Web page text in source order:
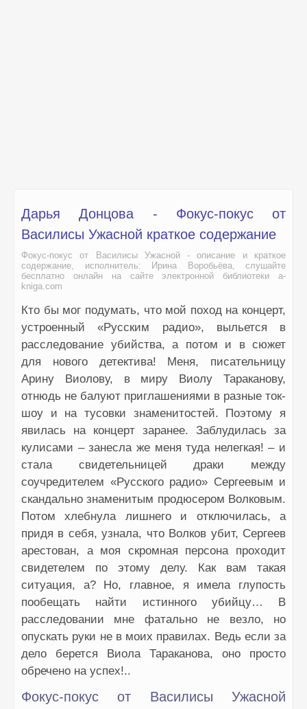
Дарья Донцова - Фокус-покус от
Василисы Ужасной краткое содержание
Фокус-покус от Василисы Ужасной - описание и краткое
содержание, исполнитель: Ирина Воробьёва, слушайте
бесплатно онлайн на сайте электронной библиотеки a-
kniga.com
Кто бы мог подумать, что мой поход на концерт,
устроенный «Русским радио», выльется в
расследование убийства, а потом и в сюжет
для нового детектива! Меня, писательницу
Арину Виолову, в миру Виолу Тараканову,
отнюдь не балуют приглашениями в разные ток-
шоу и на тусовки знаменитостей. Поэтому я
явилась на концерт заранее. Заблудилась за
кулисами – занесла же меня туда нелегкая! – и
стала свидетельницей драки между
соучредителем «Русского радио» Сергеевым и
скандально знаменитым продюсером Волковым.
Потом хлебнула лишнего и отключилась, а
придя в себя, узнала, что Волков убит, Сергеев
арестован, а моя скромная персона проходит
свидетелем по этому делу. Как вам такая
ситуация, а? Но, главное, я имела глупость
пообещать найти истинного убийцу… В
расследовании мне фатально не везло, но
опускать руки не в моих правилах. Ведь если за
дело берется Виола Тараканова, оно просто
обречено на успех!..
Фокус-покус от Василисы Ужасной